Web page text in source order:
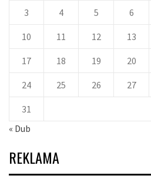
3 4 5 6
10 11 12 13
17 18 19 20
24 25 26 27
31
« Dub
REKLAMA